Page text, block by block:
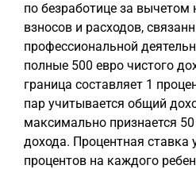
по безработице за вычетом
взносов и расходов,
профессиональной
полные 500 евро чистого
граница составляет 1
пар учитывается общий
максимально признается
дохода. Процентная ставка
процентов на каждого